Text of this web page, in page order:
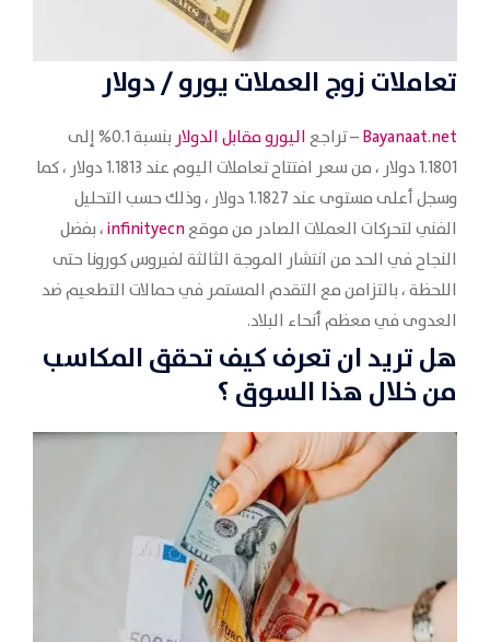
تعاملات زوج العملاتيورو / دولار
Bayanaat.net– تراجعاليورو مقابل الدولار
بنسبة 0.1% إلى
1.1801 دولار ، من سعر افتتاح تعاملات اليوم عند 1.1813 دولار ، كما
وسجل أعلى مستوى عند 1.1827 دولار ، وذلك حسب التحليل
الفني لتحركات العملات الصادر من موقعinfinityecn، بفضل
النجاح في الحد من انتشار الموجة الثالثة لفيروس كورونا حتى
اللحظة ، بالتزامن مع التقدم المستمر في حمالات التطعيم ضد
العدوى في معظم أنحاء البلاد.
هل تريد ان تعرف كيف تحقق المكاسب
من خلال هذا السوق ؟